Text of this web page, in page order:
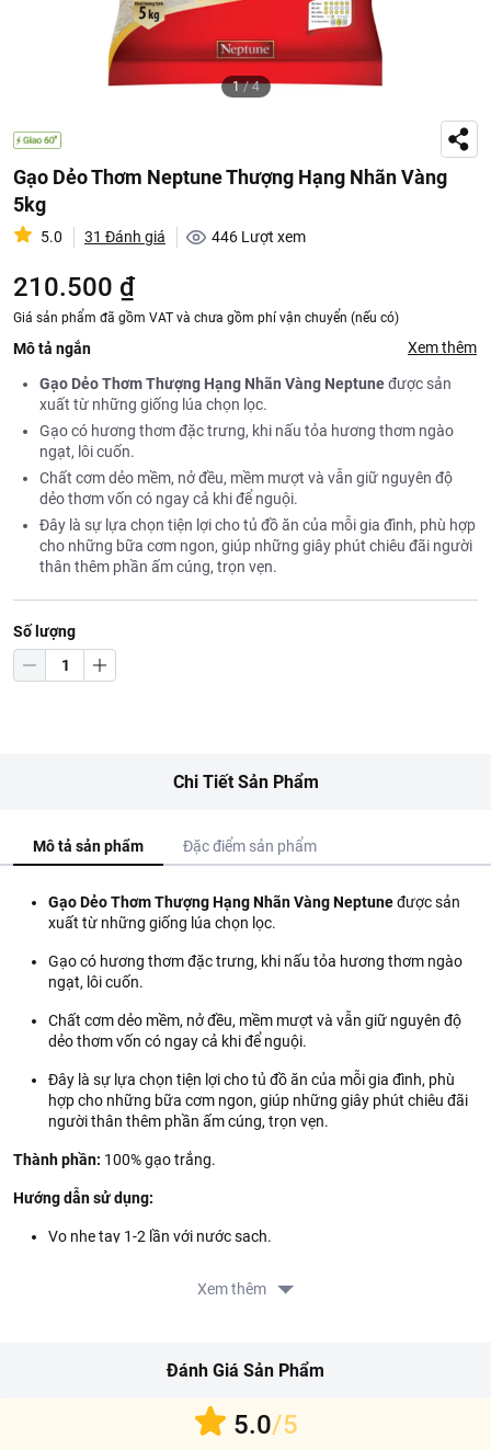
1/4
Gạo Dẻo Thơm Neptune Thượng Hạng Nhãn Vàng
5kg
5.0 31 Đánh giá 446 Lượt xem
210.500 ₫
Giá sản phẩm đã gồm VAT và chưa gồm phí vận chuyển (nếu có)
Mô tả ngắn Xem thêm
Gạo Dẻo Thơm Thượng Hạng Nhãn Vàng Neptuneđược sản
xuất từ những giống lúa chọn lọc.
Gạo có hương thơm đặc trưng, khi nấu tỏa hương thơm ngào
ngạt, lôi cuốn.
Chất cơm dẻo mềm, nở đều, mềm mượt và vẫn giữ nguyên độ
dẻo thơm vốn có ngay cả khi để nguội.
Đây là sự lựa chọn tiện lợi cho tủ đồ ăn của mỗi gia đình, phù hợp
cho những bữa cơm ngon, giúp những giây phút chiêu đãi người
thân thêm phần ấm cúng, trọn vẹn.
Số lượng
Chi Tiết Sản Phẩm
Mô tả sản phẩm Đặc điểm sản phẩm
Gạo Dẻo Thơm Thượng Hạng Nhãn Vàng Neptuneđược sản
xuất từ những giống lúa chọn lọc.
Gạo có hương thơm đặc trưng, khi nấu tỏa hương thơm ngào
ngạt, lôi cuốn.
Chất cơm dẻo mềm, nở đều, mềm mượt và vẫn giữ nguyên độ
dẻo thơm vốn có ngay cả khi để nguội.
Đây là sự lựa chọn tiện lợi cho tủ đồ ăn của mỗi gia đình, phù
hợp cho những bữa cơm ngon, giúp những giây phút chiêu đãi
người thân thêm phần ấm cúng, trọn vẹn.
Thành phần: 100% gạo trắng.
Hướng dẫn sử dụng:
Vo nhẹ tay 1-2 lần với nước sạch.
Sau khi cơm chín, để ráo thêm 10 phút, xới đều và dùng nóng.
Bảo quản nơi khô ráo, thoáng mát và tránh
Xem thêm
Đánh Giá Sản Phẩm
5.0/5